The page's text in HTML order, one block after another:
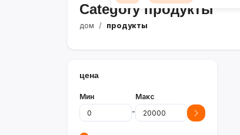
Category продукты
дом продукты
цена
Мин
-
Макс